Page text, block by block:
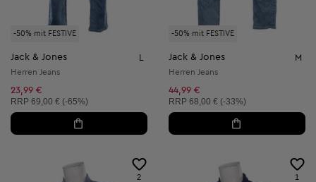
-50% mit FESTIVE
Jack & Jones L
Herren Jeans
23,99 €
Unverbindliche Preisempfehlung:
RRP 69,00 € (-65%)
-50% mit FESTIVE
Jack & Jones M
Herren Jeans
44,99 €
Unverbindliche Preisempfehlung:
RRP 68,00 € (-33%)
2 1